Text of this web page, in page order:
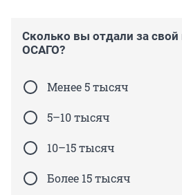
Сколько вы отдали за
ОСАГО?
Менее 5 тысяч
5–10 тысяч
10–15 тысяч
Более 15 тысяч